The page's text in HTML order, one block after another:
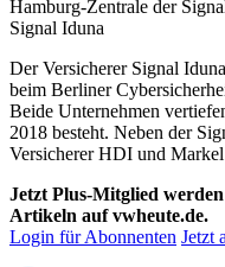
Hamburg-Zentrale der
Signal Iduna
Der Versicherer Signal
beim Berliner
Beide Unternehmen
2018 besteht. Neben der
Versicherer HDI und Markel
Jetzt Plus-Mitglied
Artikeln auf vwheute.de.
Login für Abonnenten Jetzt